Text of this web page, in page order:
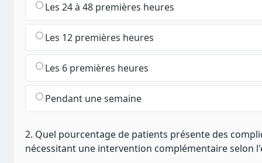
Les 24 à 48 premières heures
Les 12 premières heures
Les 6 premières heures
Pendant une semaine
2. Quel pourcentage de patients présente des
nécessitant une intervention complémentaire selon